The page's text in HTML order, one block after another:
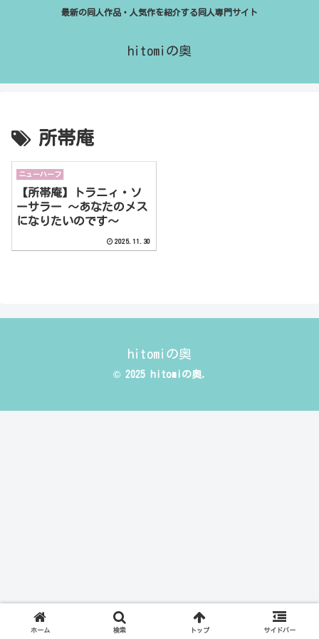
最新の同人作品・人気作を紹介する同人専門サイト
hitomiの奥
所帯庵
ニューハーフ
【所帯庵】トラニィ・ソ
ーサラー 〜あなたのメス
になりたいのです〜
2025.11.30
hitomiの奥
© 2025 hitomiの奥.
ホーム 検索 トップ サイドバー